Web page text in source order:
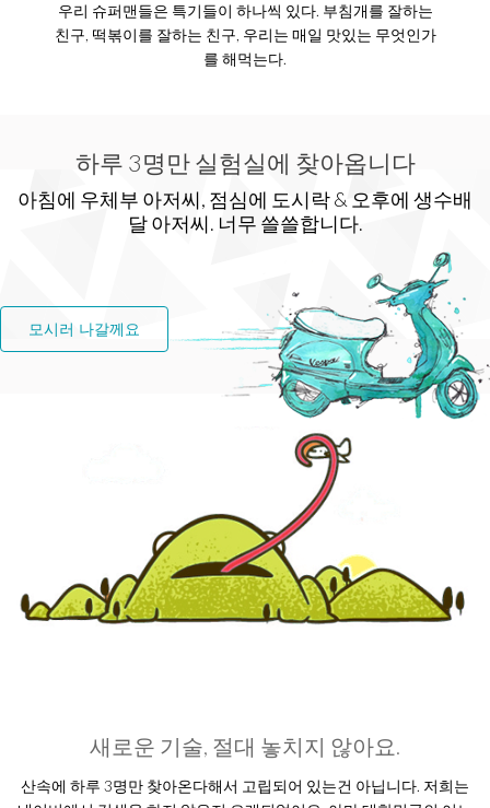
우리 슈퍼맨들은 특기들이 하나씩 있다. 부침개를 잘하는
친구, 떡볶이를 잘하는 친구, 우리는 매일 맛있는 무엇인가
를 해먹는다.
하루 3명만 실험실에 찾아옵니다
아침에 우체부 아저씨, 점심에 도시락 & 오후에 생수배
달 아저씨. 너무 쓸쓸합니다.
모시러 나갈께요
새로운 기술, 절대 놓치지 않아요.
산속에 하루 3명만 찾아온다해서 고립되어 있는건 아닙니다. 저희는